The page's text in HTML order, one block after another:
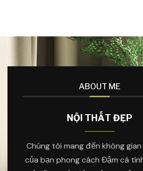
ABOUT ME
NỘI THẤT ĐẸP
Chúng tôi mang đến không
của bạn phong cách Đậm cá